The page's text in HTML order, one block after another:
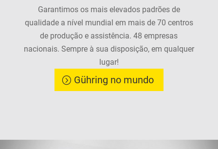
Garantimos os mais elevados padrões de
qualidade a nível mundial em mais de 70 centros
de produção e assistência. 48 empresas
nacionais. Sempre à sua disposição, em qualquer
lugar!
Gühring no mundo